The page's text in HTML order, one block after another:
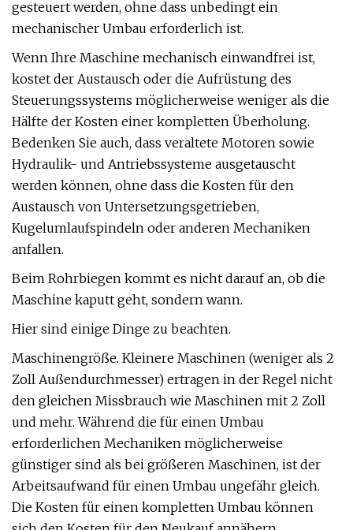
gesteuert werden, ohne dass unbedingt ein
mechanischer Umbau erforderlich ist.
Wenn Ihre Maschine mechanisch einwandfrei ist,
kostet der Austausch oder die Aufrüstung des
Steuerungssystems möglicherweise weniger als die
Hälfte der Kosten einer kompletten Überholung.
Bedenken Sie auch, dass veraltete Motoren sowie
Hydraulik- und Antriebssysteme ausgetauscht
werden können, ohne dass die Kosten für den
Austausch von Untersetzungsgetrieben,
Kugelumlaufspindeln oder anderen Mechaniken
anfallen.
Beim Rohrbiegen kommt es nicht darauf an, ob die
Maschine kaputt geht, sondern wann.
Hier sind einige Dinge zu beachten.
Maschinengröße. Kleinere Maschinen (weniger als 2
Zoll Außendurchmesser) ertragen in der Regel nicht
den gleichen Missbrauch wie Maschinen mit 2 Zoll
und mehr. Während die für einen Umbau
erforderlichen Mechaniken möglicherweise
günstiger sind als bei größeren Maschinen, ist der
Arbeitsaufwand für einen Umbau ungefähr gleich.
Die Kosten für einen kompletten Umbau können